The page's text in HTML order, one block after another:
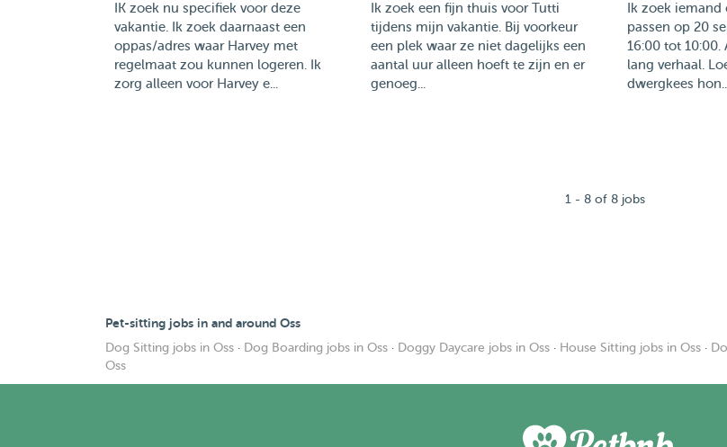
IK zoek nu specifiek voor deze
vakantie. Ik zoek daarnaast een
oppas/adres waar Harvey met
regelmaat zou kunnen logeren. Ik
zorg alleen voor Harvey e...
Ik zoek een fijn thuis voor Tutti
tijdens mijn vakantie. Bij voorkeur
een plek waar ze niet dagelijks een
aantal uur alleen hoeft te zijn en er
genoeg...
Ik zoek
passen op 20
16:00 tot 10:00.
lang verhaal.
dwergkees
1 - 8 of 8 jobs
Pet-sitting jobs in and around Oss
Dog Sitting jobs in Oss · Dog Boarding jobs in Oss · Doggy Daycare jobs in Oss · House Sitting jobs in Oss ·
Oss